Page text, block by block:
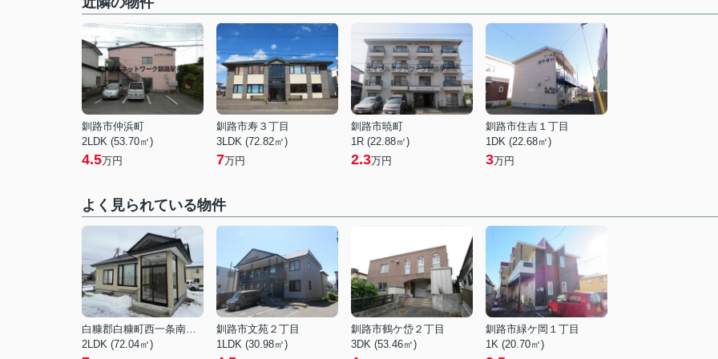
釧路市仲浜町
2LDK (53.70㎡)
4.5万円
釧路市寿３丁目
3LDK (72.82㎡)
7万円
釧路市暁町
1R (22.88㎡)
2.3万円
釧路市住吉１丁目
1DK (22.68㎡)
3万円
よく見られている物件
白糠郡白糠町西一条南４丁目
2LDK (72.04㎡)
釧路市文苑２丁目
1LDK (30.98㎡)
釧路市鶴ケ岱２丁目
3DK (53.46㎡)
釧路市緑ケ岡１丁目
1K (20.70㎡)